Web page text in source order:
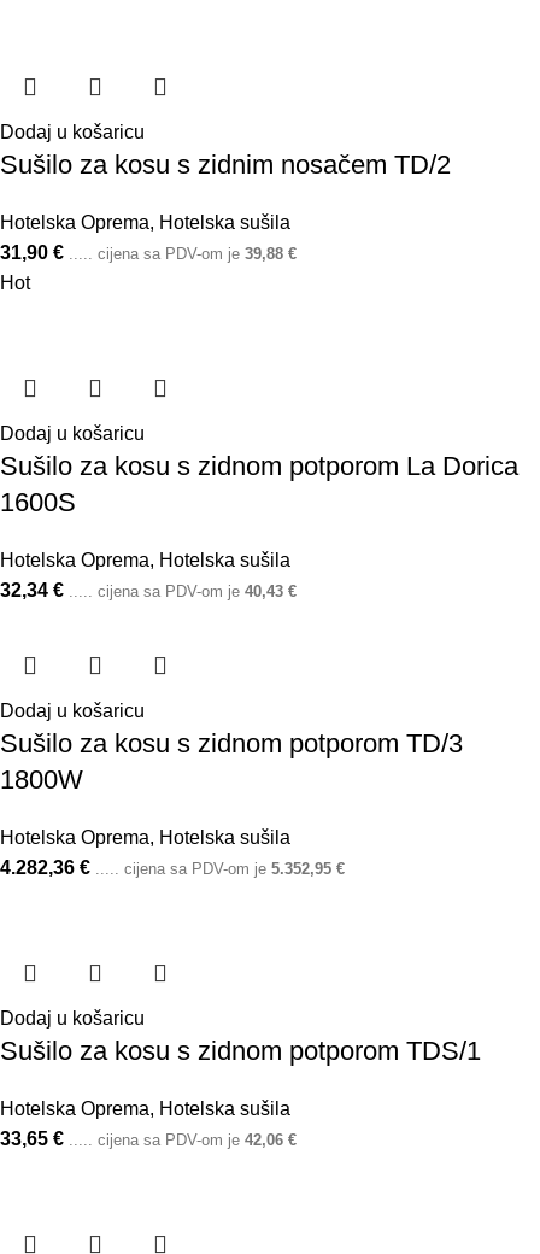
Dodaj u košaricu
Sušilo za kosu s zidnim nosačem TD/2
Hotelska Oprema, Hotelska sušila
31,90 € ..... cijena sa PDV-om je 39,88 €
Hot
Dodaj u košaricu
Sušilo za kosu s zidnom potporom La Dorica
1600S
Hotelska Oprema, Hotelska sušila
32,34 € ..... cijena sa PDV-om je 40,43 €
Dodaj u košaricu
Sušilo za kosu s zidnom potporom TD/3
1800W
Hotelska Oprema, Hotelska sušila
4.282,36 € ..... cijena sa PDV-om je 5.352,95 €
Dodaj u košaricu
Sušilo za kosu s zidnom potporom TDS/1
Hotelska Oprema, Hotelska sušila
33,65 € ..... cijena sa PDV-om je 42,06 €